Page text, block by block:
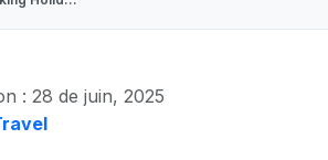
: 28 de juin, 2025